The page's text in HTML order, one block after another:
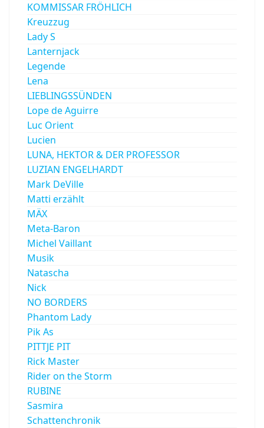
KOMMISSAR FRÖHLICH
Kreuzzug
Lady S
Lanternjack
Legende
Lena
LIEBLINGSSÜNDEN
Lope de Aguirre
Luc Orient
Lucien
LUNA, HEKTOR & DER PROFESSOR
LUZIAN ENGELHARDT
Mark DeVille
Matti erzählt
MÄX
Meta-Baron
Michel Vaillant
Musik
Natascha
Nick
NO BORDERS
Phantom Lady
Pik As
PITTJE PIT
Rick Master
Rider on the Storm
RUBINE
Sasmira
Schattenchronik